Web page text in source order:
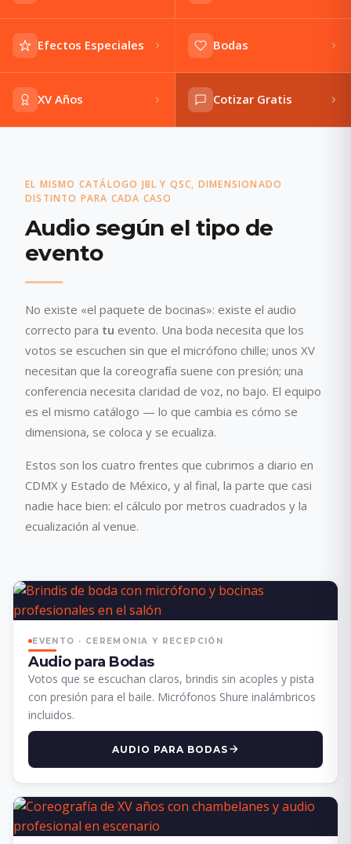
Efectos Especiales Bodas
XV Años Cotizar Gratis
EL MISMO CATÁLOGO JBL Y QSC, DIMENSIONADO
DISTINTO PARA CADA CASO
Audio según el tipo de
evento
No existe «el paquete de bocinas»: existe el audio
correcto para tu evento. Una boda necesita que los
votos se escuchen sin que el micrófono chille; unos XV
necesitan que la coreografía suene con presión; una
conferencia necesita claridad de voz, no bajo. El equipo
es el mismo catálogo — lo que cambia es cómo se
dimensiona, se coloca y se ecualiza.
Estos son los cuatro frentes que cubrimos a diario en
CDMX y Estado de México, y al final, la parte que casi
nadie hace bien: el cálculo por metros cuadrados y la
ecualización al venue.
EVENTO · CEREMONIA Y RECEPCIÓN
Audio para Bodas
Votos que se escuchan claros, brindis sin acoples y pista
con presión para el baile. Micrófonos Shure inalámbricos
incluidos.
AUDIO PARA BODAS